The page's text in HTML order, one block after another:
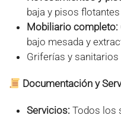
baja y pisos
Mobiliario completo:
bajo mesada y
Griferías y
Documentación y
Servicios: Todos los